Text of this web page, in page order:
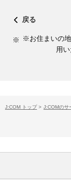
戻る
※お住まいの
用
J:COM トップ > J:COMのサ